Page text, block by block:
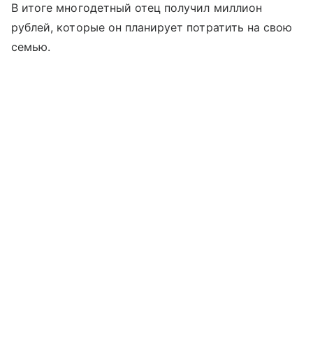
В итоге многодетный отец получил миллион
рублей, которые он планирует потратить на свою
семью.